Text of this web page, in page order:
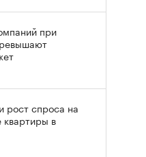
при
рост спроса на
квартиры в